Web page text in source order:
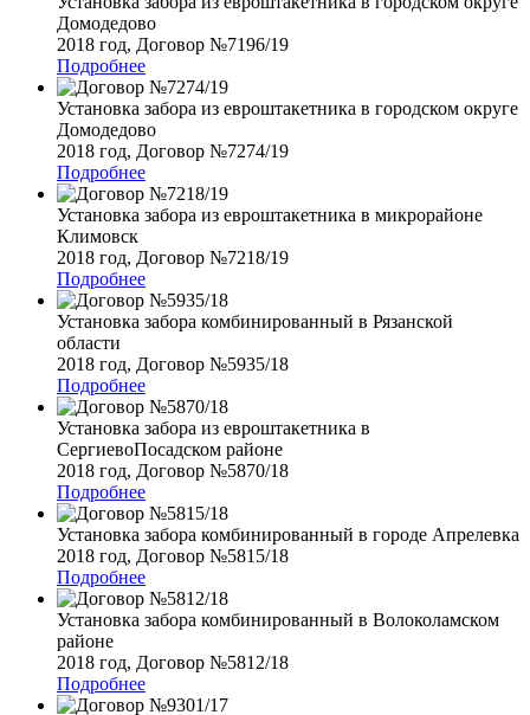
Домодедово
2018 год, Договор №7196/19
Подробнее
Установка забора из евроштакетника в городском округе
Домодедово
2018 год, Договор №7274/19
Подробнее
Установка забора из евроштакетника в микрорайоне
Климовск
2018 год, Договор №7218/19
Подробнее
Установка забора комбинированный в Рязанской
области
2018 год, Договор №5935/18
Подробнее
Установка забора из евроштакетника в
СергиевоПосадском районе
2018 год, Договор №5870/18
Подробнее
Установка забора комбинированный в городе Апрелевка
2018 год, Договор №5815/18
Подробнее
Установка забора комбинированный в Волоколамском
районе
2018 год, Договор №5812/18
Подробнее